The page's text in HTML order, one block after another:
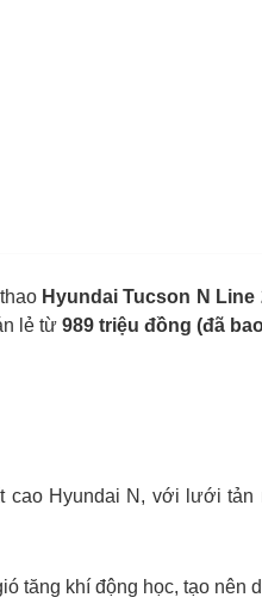
Hyundai Tucson N Line
lẻ từ 989 triệu đồng (đã
cao Hyundai N, với lưới tản
tăng khí động học, tạo nên